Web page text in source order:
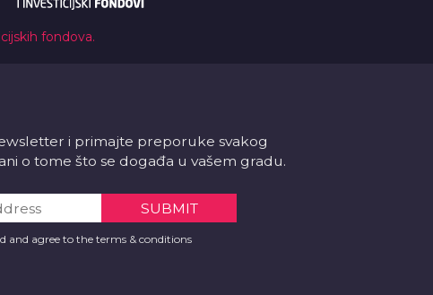
fondova.
i primajte preporuke svakog
o tome što se događa u vašem gradu.
and agree to the terms & conditions